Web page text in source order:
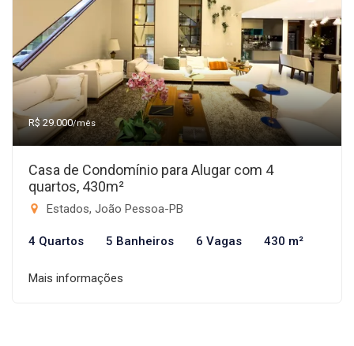
R$ 29.000/mês
Casa de Condomínio para Alugar com 4
quartos, 430m²
Estados, João Pessoa-PB
4 Quartos 5 Banheiros 6 Vagas 430 m²
Mais informações